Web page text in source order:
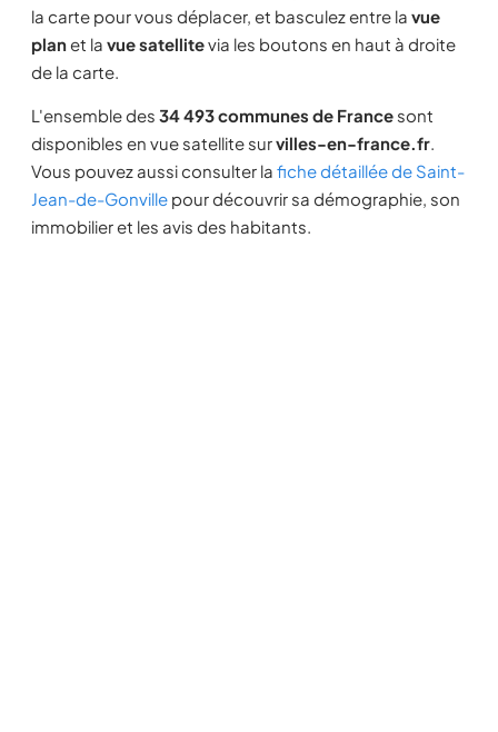
la carte pour vous déplacer, et basculez entre la vue
planet la vue satellitevia les boutons en haut à droite
de la carte.
L'ensemble des 34 493 communes de France sont
disponibles en vue satellite survilles-en-france.fr.
Vous pouvez aussi consulter la fiche détaillée de Saint-
Jean-de-Gonville pour découvrir sa démographie, son
immobilier et les avis des habitants.